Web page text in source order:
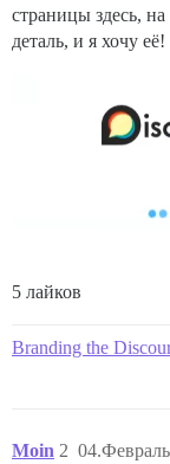
страницы здесь,
деталь, и я хочу её!
5 лайков
Branding the
Moin 2